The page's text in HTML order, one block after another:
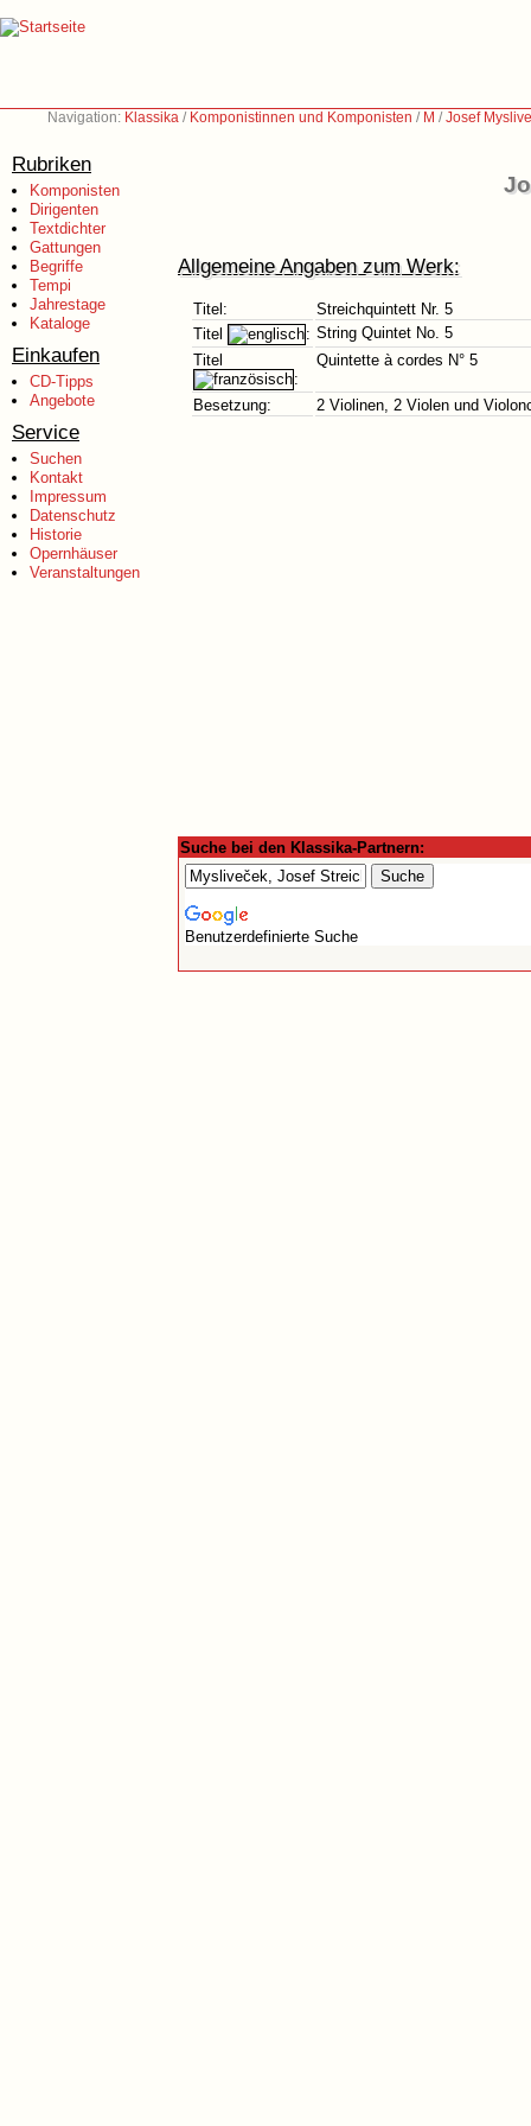
Navigation: Klassika / Komponistinnen und Komponisten / M /Josef
Rubriken
Komponisten
Dirigenten
Textdichter
Gattungen
Begriffe
Tempi
Jahrestage
Kataloge
Einkaufen
CD-Tipps
Angebote
Service
Suchen
Kontakt
Impressum
Datenschutz
Historie
Opernhäuser
Veranstaltungen
Allgemeine Angaben zum Werk:
Titel:
Streichquintett Nr. 5
Titel
: String Quintet No. 5
Titel
:
Quintette à cordes N° 5
Besetzung: 2 Violinen, 2 Violen und
Suche bei den Klassika-Partnern:
Benutzerdefinierte Suche